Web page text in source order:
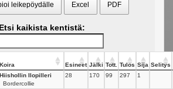
leikepöydälle Excel PDF
Etsi kaikista kentistä:
Koira Esineet Jälki Tott. Tulos Sija Selitys
Hiishollin Ilopilleri
Bordercollie
28 170 99 297 1